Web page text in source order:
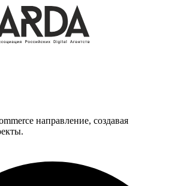
направление, создавая